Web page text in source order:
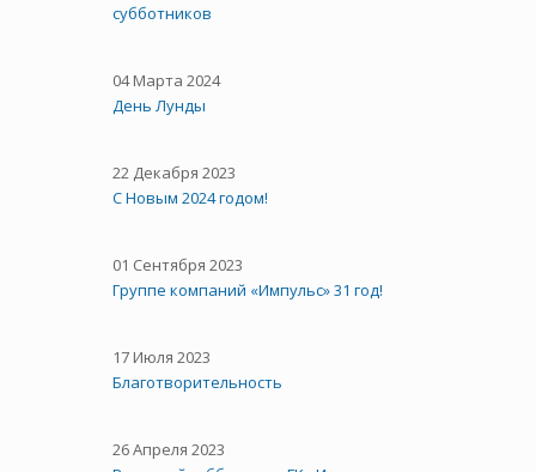
субботников
04 Марта 2024
День Лунды
22 Декабря 2023
С Новым 2024 годом!
01 Сентября 2023
Группе компаний «Импульс» 31 год!
17 Июля 2023
Благотворительность
26 Апреля 2023